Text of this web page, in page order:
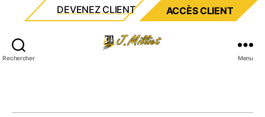
DEVENEZ CLIENT ACCÈS CLIENT
Rechercher Menu